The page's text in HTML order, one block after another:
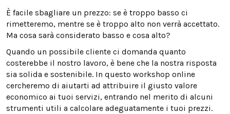
È facile sbagliare un prezzo: se è troppo basso ci
rimetteremo, mentre se è troppo alto non verrà accettato.
Ma cosa sarà considerato basso e cosa alto?
Quando un possibile cliente ci domanda quanto
costerebbe il nostro lavoro, è bene che la nostra risposta
sia solida e sostenibile. In questo workshop online
cercheremo di aiutarti ad attribuire il giusto valore
economico ai tuoi servizi, entrando nel merito di alcuni
strumenti utili a calcolare adeguatamente i tuoi prezzi.